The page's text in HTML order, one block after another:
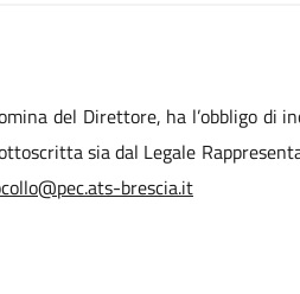
del Direttore, ha l’obbligo di
sia dal Legale
brescia.it